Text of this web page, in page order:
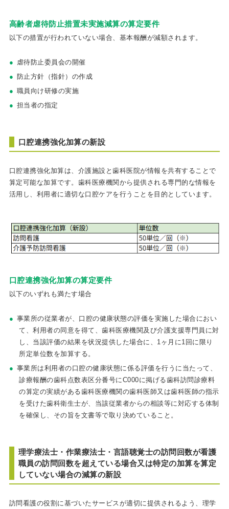
高齢者虐待防止措置未実施減算の算定要件
以下の措置が行われていない場合、基本報酬が減額されます。
虐待防止委員会の開催
防止方針（指針）の作成
職員向け研修の実施
担当者の指定
口腔連携強化加算の新設
口腔連携強化加算は、介護施設と歯科医院が情報を共有することで
算定可能な加算です。歯科医療機関から提供される専門的な情報を
活用し、利用者に適切な口腔ケアを行うことを目的としています。
口腔連携強化加算の算定要件
以下のいずれも満たす場合
事業所の従業者が、口腔の健康状態の評価を実施した場合におい
て、利用者の同意を得て、歯科医療機関及び介護支援専門員に対
し、当該評価の結果を状況提供した場合に、1ヶ月に1回に限り
所定単位数を加算する。
事業所は利用者の口腔の健康状態に係る評価を行うに当たって、
診療報酬の歯科点数表区分番号にC000に掲げる歯科訪問診療料
の算定の実績がある歯科医療機関の歯科医師又は歯科医師の指示
を受けた歯科衛生士が、当該従業者からの相談等に対応する体制
を確保し、その旨を文書等で取り決めていること。
理学療法士・作業療法士・言語聴覚士の訪問回数が看護
職員の訪問回数を超えている場合又は特定の加算を算定
していない場合の減算の新設
訪問看護の役割に基づいたサービスが適切に提供されるよう、理学